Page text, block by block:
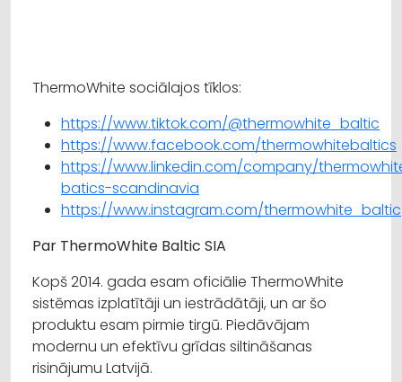
ThermoWhite sociālajos tīklos:
https://www.tiktok.com/@thermowhite_baltic
https://www.facebook.com/thermowhitebaltics
https://www.linkedin.com/company/
batics-scandinavia
https://www.instagram.com/thermowhite_baltic
Par ThermoWhite Baltic SIA
Kopš 2014. gada esam oficiālie ThermoWhite
sistēmas izplatītāji un iestrādātāji, un ar šo
produktu esam pirmie tirgū. Piedāvājam
modernu un efektīvu grīdas siltināšanas
risinājumu Latvijā.